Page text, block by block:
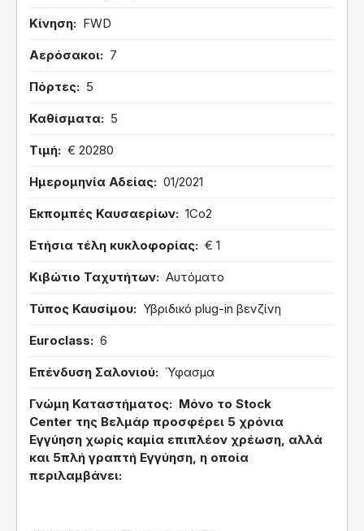
Κίνηση FWD
Αερόσακοι 7
Πόρτες 5
Καθίσματα 5
Τιμή € 20280
Ημερομηνία Αδείας 01/2021
Εκπομπές Καυσαερίων 1Co2
Ετήσια τέλη κυκλοφορίας € 1
Κιβώτιο Ταχυτήτων Αυτόματο
Τύπος Καυσίμου Υβριδικό plug-in βενζίνη
Euroclass 6
Επένδυση Σαλονιού Ύφασμα
Γνώμη Καταστήματος Μόνο το Stock
Center της Βελμάρ προσφέρει 5 χρόνια
Εγγύηση χωρίς καμία επιπλέον χρέωση, αλλά
και 5πλή γραπτή Εγγύηση, η οποία
περιλαμβάνει: